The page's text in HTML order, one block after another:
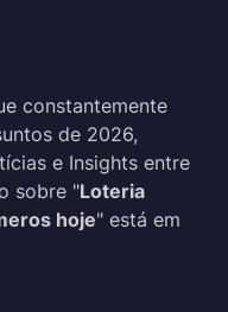
constantemente
de 2026,
e Insights entre
sobre "Loteria
hoje" está em